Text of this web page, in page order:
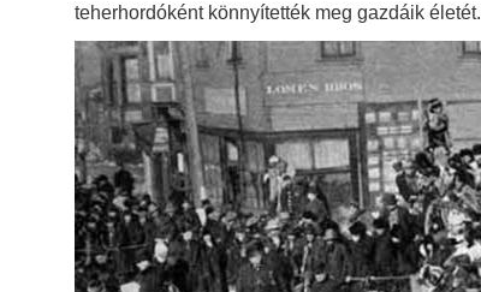
teherhordóként könnyítették meg gazdáik életét.